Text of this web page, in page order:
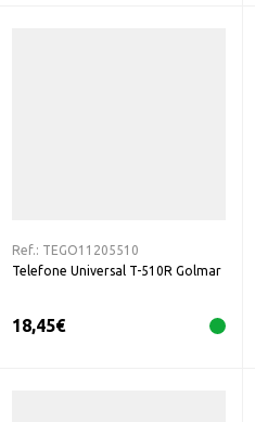
Ref.: TEGO11205510
Telefone Universal T-510R Golmar
18,45€